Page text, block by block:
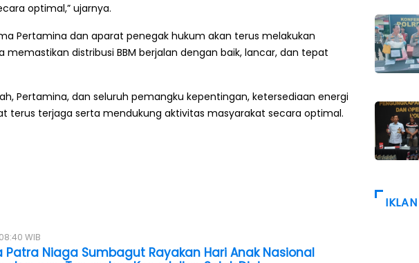
optimal,” ujarnya.
Pertamina dan aparat penegak hukum akan terus melakukan
distribusi BBM berjalan dengan baik, lancar, dan tepat
Pertamina, dan seluruh pemangku kepentingan, ketersediaan energi
terus terjaga serta mendukung aktivitas masyarakat secara optimal.
WIB
Patra Niaga Sumbagut Rayakan Hari Anak Nasional
IKLAN